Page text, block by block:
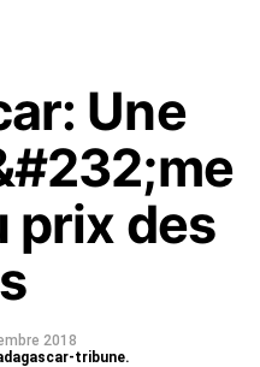
Une
prix des
2018
tribune.